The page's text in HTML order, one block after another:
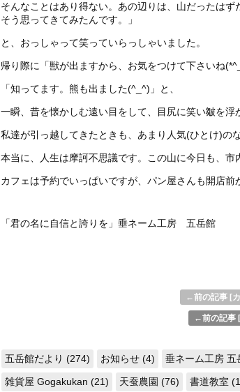
そんなことはあり得ない。あの辺りは、山だったはず
そう思ってきてみたんです。」
と、おっしゃって笑っていらっしゃいました。
帰り際に「獣が出ますから、お気をつけて下さいね
「知ってます。熊も出ました(^_^)」と、
一瞬、昔を懐かしむ遠い目をして、目尻に笑い皺を浮
私達が引っ越してきたときも、あまり人気(ひとけ)の
本当に、人生は摩訶不思議です。この山に今日も、
カフェは予約でいっぱいですが、パン屋さんも開店前
「君の名に自信と誇りを」垂ネーム工房 五岳館
←前の記事 [
←前の記事
五岳館だより (274) お知らせ (4) 垂ネーム工房 五
雑貨屋 Gogakukan (21) 天蚕農園 (76) 書道教室